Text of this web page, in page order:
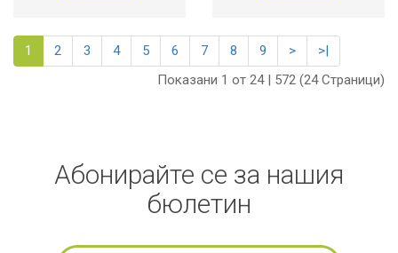
1 2 3 4 5 6 7 8 9 >
>|
Показани 1 от 24 | 572 (24 Страници)
Абонирайте се за нашия
бюлетин